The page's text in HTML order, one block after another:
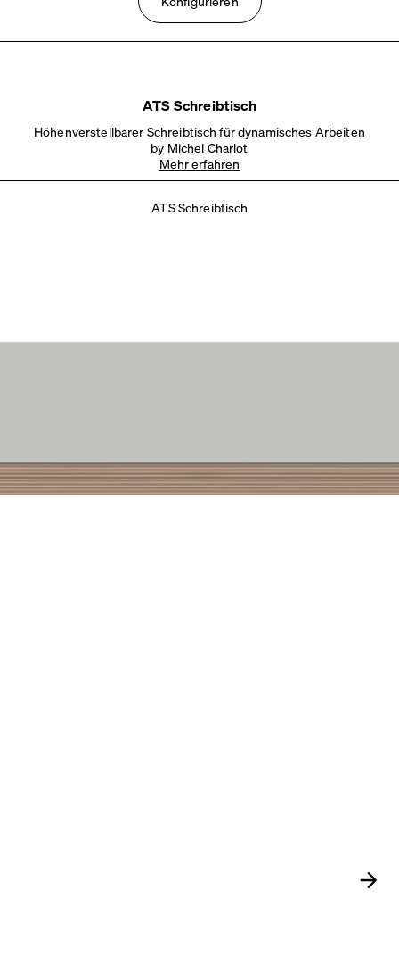
ATS Schreibtisch
Höhenverstellbarer Schreibtisch für dynamisches Arbeiten
by Michel Charlot
Mehr erfahren
ATS Schreibtisch